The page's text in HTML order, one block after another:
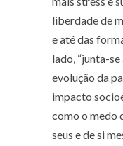
liberdade de
e até das
lado, “junta-
evolução da
impacto
como o medo
seus e de si